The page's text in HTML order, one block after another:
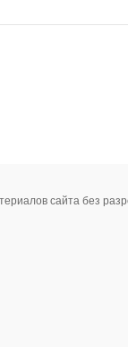
сайта без